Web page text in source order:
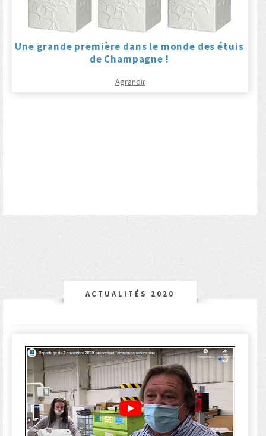
Une grande première dans le monde des étuis
de Champagne !
Agrandir
ACTUALITÉS 2020